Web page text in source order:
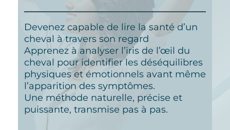
Devenez capable de lire la santé d’un
cheval à travers son regard
Apprenez à analyser l’iris de l’œil du
cheval pour identifier les déséquilibres
physiques et émotionnels avant même
l’apparition des symptômes.
Une méthode naturelle, précise et
puissante, transmise pas à pas.